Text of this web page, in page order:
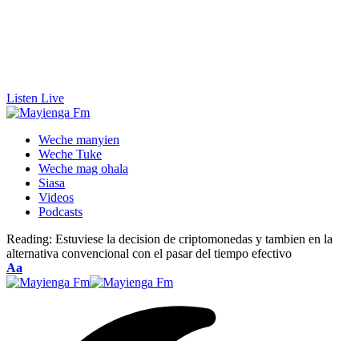
Listen Live
Weche manyien
Weche Tuke
Weche mag ohala
Siasa
Videos
Podcasts
Reading: Estuviese la decision de criptomonedas y tambien en la
alternativa convencional con el pasar del tiempo efectivo
Font
Resizer
Aa